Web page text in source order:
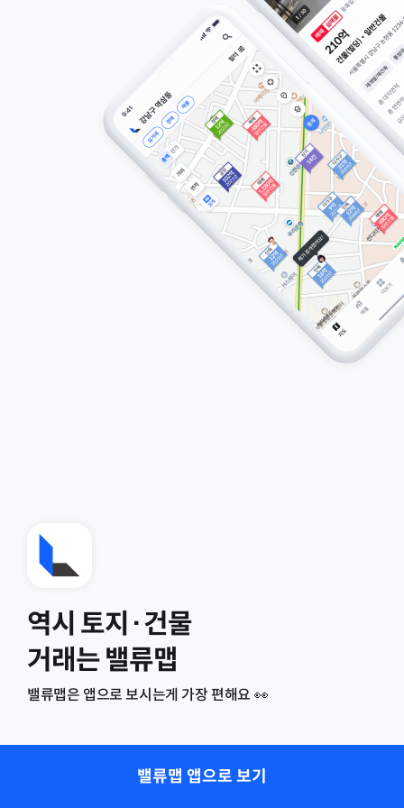
역시 토지·건물
거래는 밸류맵
밸류맵은 앱으로 보시는게 가장 편해요 👀
밸류맵 앱으로 보기